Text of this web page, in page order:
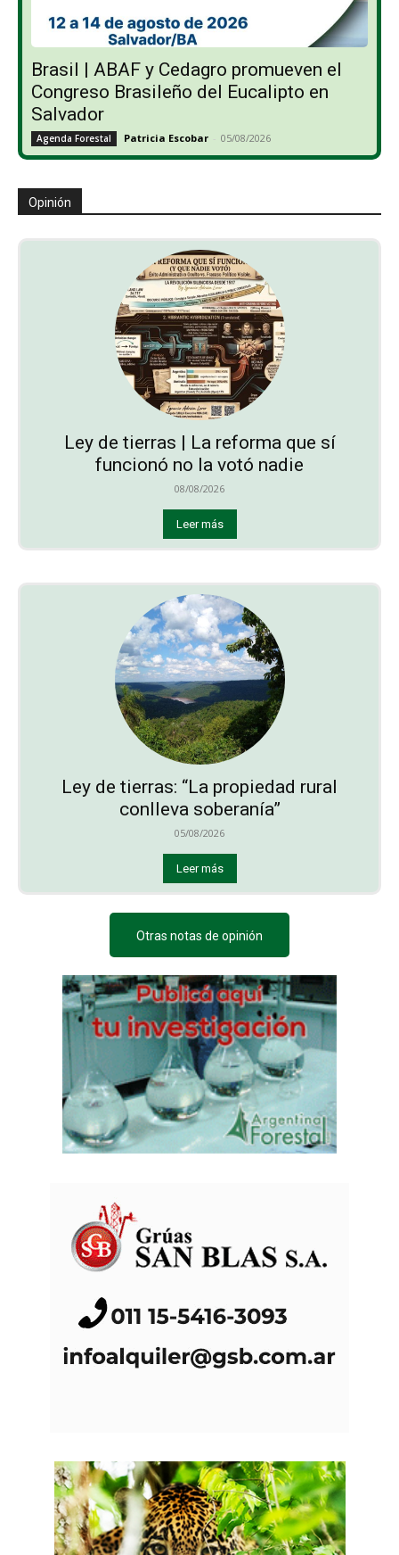
Brasil | ABAF y Cedagro promueven el
Congreso Brasileño del Eucalipto en
Salvador
Agenda Forestal Patricia Escobar - 05/08/2026
Opinión
Ley de tierras | La reforma que sí
funcionó no la votó nadie
08/08/2026
Leer más
Ley de tierras: “La propiedad rural
conlleva soberanía”
05/08/2026
Leer más
Otras notas de opinión